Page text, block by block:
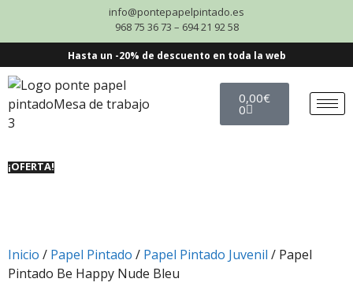
info@pontepapelpintado.es
968 75 36 73 – 694 21 92 58
Hasta un -20% de descuento en toda la web
0,00€
0
¡OFERTA!
Inicio / Papel Pintado / Papel Pintado Juvenil / Papel
Pintado Be Happy Nude Bleu